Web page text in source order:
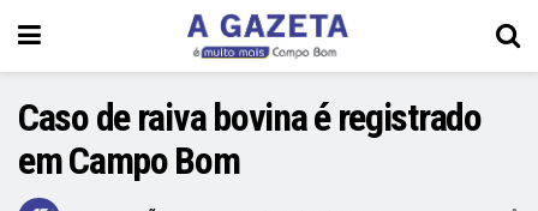
Caso de raiva bovina é registrado
em Campo Bom